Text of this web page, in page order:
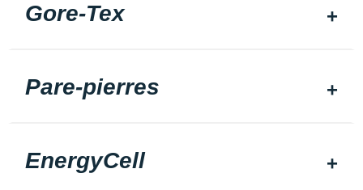
Gore-Tex
Pare-pierres
EnergyCell